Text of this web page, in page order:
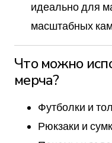
идеально для
масштабных
Что можно
мерча?
Футболки и
Рюкзаки и